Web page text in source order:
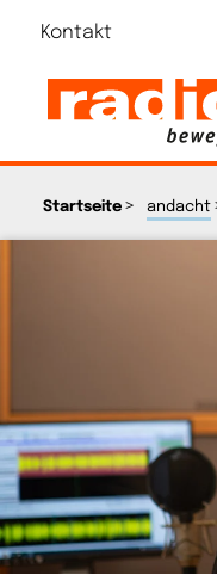
Kontakt
Startseite> andacht